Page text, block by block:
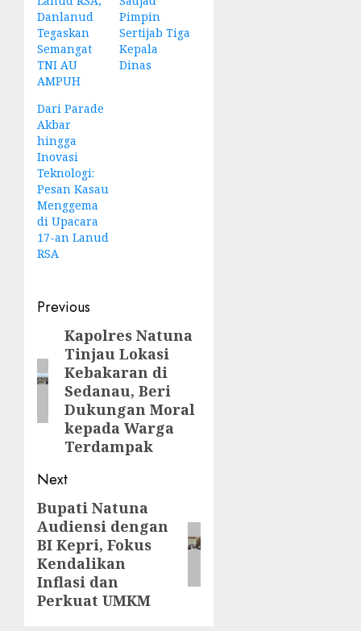
Danlanud
Tegaskan
Semangat
TNI AU
AMPUH
Pimpin
Sertijab Tiga
Kepala
Dinas
Dari Parade
Akbar
hingga
Inovasi
Teknologi:
Pesan Kasau
Menggema
di Upacara
17-an Lanud
RSA
Post
navigation
Previous
Previous
post:
Kapolres Natuna
Tinjau Lokasi
Kebakaran di
Sedanau, Beri
Dukungan Moral
kepada Warga
Terdampak
Next
Next
post:
Bupati Natuna
Audiensi dengan
BI Kepri, Fokus
Kendalikan
Inflasi dan
Perkuat UMKM